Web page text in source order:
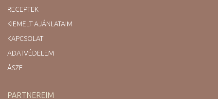
RECEPTEK
KIEMELT AJÁNLATAIM
KAPCSOLAT
ADATVÉDELEM
ÁSZF
PARTNEREIM